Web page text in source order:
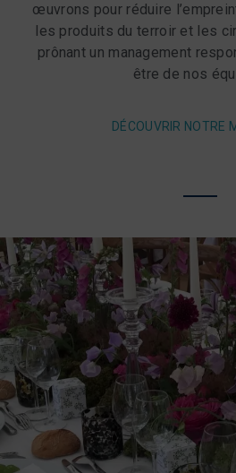
œuvrons pour réduire
les produits du terroir et les
prônant un management
être de nos
DÉCOUVRIR NOTRE